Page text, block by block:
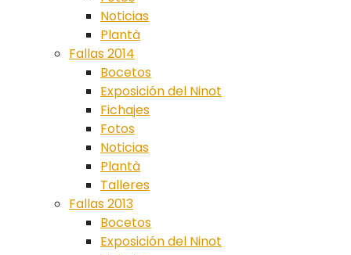
Noticias
Plantà
Fallas 2014
Bocetos
Exposición del Ninot
Fichajes
Fotos
Noticias
Plantà
Talleres
Fallas 2013
Bocetos
Exposición del Ninot